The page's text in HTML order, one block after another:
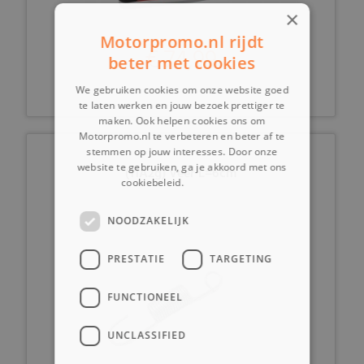
€ 74,99
(11A2g) Veer L=6cm
×
Motorpromo.nl rijdt
beter met cookies
We gebruiken cookies om onze website goed
te laten werken en jouw bezoek prettiger te
maken. Ook helpen cookies ons om
Motorpromo.nl te verbeteren en beter af te
stemmen op jouw interesses. Door onze
website te gebruiken, ga je akkoord met ons
cookiebeleid.
NOODZAKELIJK
PRESTATIE TARGETING
FUNCTIONEEL
UNCLASSIFIED